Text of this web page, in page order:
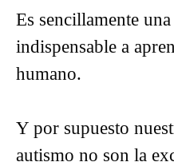
Es sencillamente
indispensable a
humano.
Y por supuesto
autismo no son la